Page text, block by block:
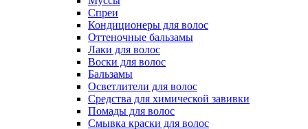
Спреи
Кондиционеры для волос
Оттеночные бальзамы
Лаки для волос
Воски для волос
Бальзамы
Осветлители для волос
Средства для химической завивки
Помады для волос
Смывка краски для волос